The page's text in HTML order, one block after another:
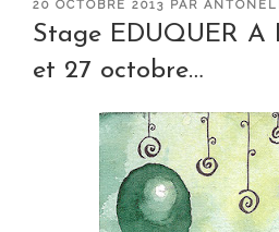
PUBLIÉ
LE
20 OCTOBRE 2013 PAR
Stage EDUQUER A
et 27 octobre…